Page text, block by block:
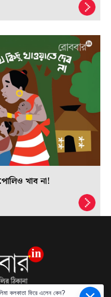
খাব না!
কলকাতা ফিরে এলেন কেন?